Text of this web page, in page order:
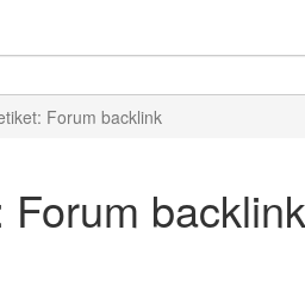
Forum backlink
Forum backlink